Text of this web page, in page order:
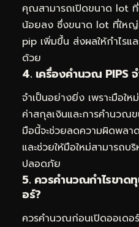
คุณสามารถเปิดขนาด lot
น้อยลง ซึ่งขนาด lot ที่ใหญ่
pip เพิ่มขึ้น ส่งผลให้กำไรแ
ด้วย
4. เครื่องคำนวณ PIPS
จำเป็นอย่างยิ่ง เพราะมือใ
ค่าสกุลเงินและการคำนวณ
มือนี้จะช่วยลดความผิดพล
และช่วยให้มือใหม่สามารถบ
ปลอดภัย
5. ควรคำนวณกำไรขาด
อร์?
ควรคำนวณก่อนเปิดออเด